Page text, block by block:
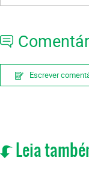
Escrever
Leia